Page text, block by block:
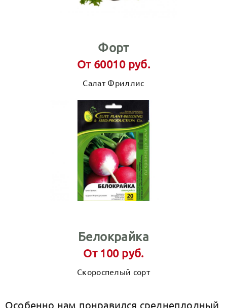
Форт
От 60010 руб.
Салат Фриллис
Белокрайка
От 100 руб.
Скороспелый сорт
Особенно нам понравился среднеплодный,